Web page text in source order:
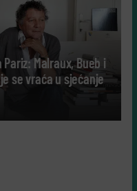
Malraux, Bueb i
vraća u sjećanje